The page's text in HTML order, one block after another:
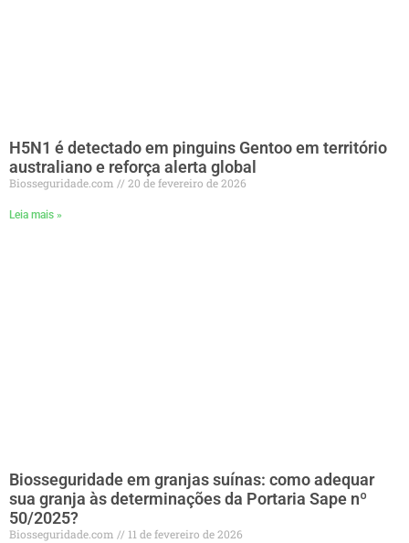
H5N1 é detectado em pinguins Gentoo em território
australiano e reforça alerta global
Biosseguridade.com 20 de fevereiro de 2026
Leia mais »
Biosseguridade em granjas suínas: como adequar
sua granja às determinações da Portaria Sape nº
50/2025?
Biosseguridade.com 11 de fevereiro de 2026